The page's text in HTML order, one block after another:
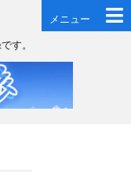
メニュー
す。